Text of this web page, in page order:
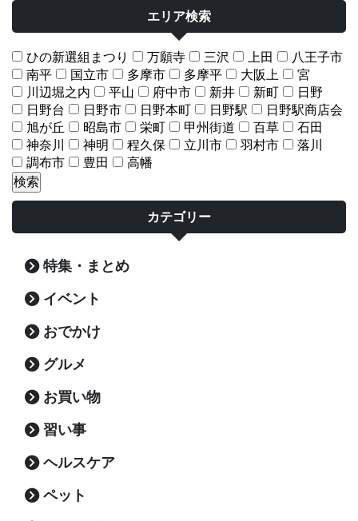
エリア検索
ひの新選組まつり 万願寺 三沢 上田
八王子市
南平
国立市 多摩市 多摩平 大阪上
宮
川辺堀之内
平山 府中市 新井 新町
日野
日野台
日野市 日野本町 日野駅
日野駅商店会
旭が丘
昭島市 栄町 甲州街道 百草
石田
神奈川
神明 程久保 立川市 羽村市
落川
調布市
豊田 高幡
カテゴリー
特集・まとめ
イベント
おでかけ
グルメ
お買い物
習い事
ヘルスケア
ペット